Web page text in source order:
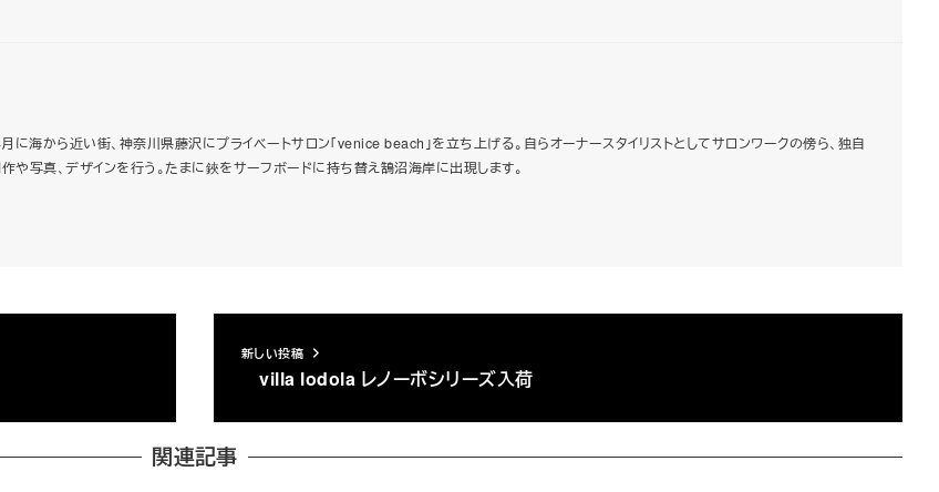
海から近い街、神奈川県藤沢にプライベートサロン「venice beach」を立ち上げる。自らオーナースタイリストとしてサロンワークの傍ら、独自
や写真、デザインを行う。たまに鋏をサーフボードに持ち替え鵠沼海岸に出現します。
新しい投稿
villa lodola レノーボシリーズ入荷
関連記事